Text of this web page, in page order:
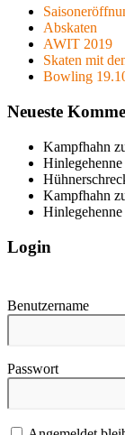
Abskaten
AWIT 2019
Skaten mit
Bowling
Neueste
Kampfhahn
Hinlegehenne
Kampfhahn
Hinlegehenne
Login
Benutzername
Passwort